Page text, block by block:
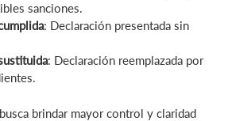
sanciones.
: Declaración presentada sin
: Declaración reemplazada por
brindar mayor control y claridad